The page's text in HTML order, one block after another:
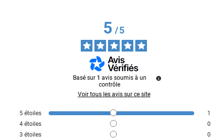
5/5
Basé sur 1 avis soumis à un
contrôle
Voir tous les avis sur ce site
5 étoiles
1
4 étoiles
0
3 étoiles
0